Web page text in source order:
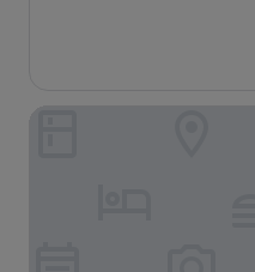
Fairmont Chicago at